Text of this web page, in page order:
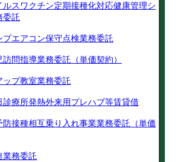
ルスワクチン定期接種化対応健康管理シ
委託
プエアコン保守点検業務委託
問指導業務委託（単価契約）
ップ教室業務委託
診療所発熱外来用プレハブ等賃貸借
防接種相互乗り入れ事業業務委託（単価
業務委託